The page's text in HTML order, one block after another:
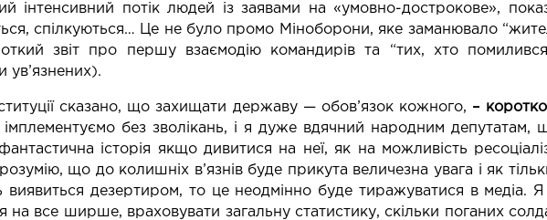
інтенсивний потік людей із заявами на «умовно-дострокове»,
спілкуються… Це не було промо Міноборони, яке заманювало
звіт про першу взаємодію командирів та “тих, хто
ув’язнених).
сказано, що захищати державу — обов’язок кожного, –
без зволікань, і я дуже вдячний народним
історія якщо дивитися на неї, як на можливість
що до колишніх в’язнів буде прикута величезна увага і як
виявиться дезертиром, то це неодмінно буде тиражуватися в медіа.
на все ширше, враховувати загальну статистику, скільки поганих